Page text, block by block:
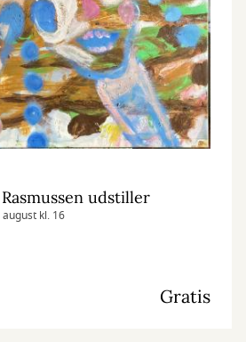
udstiller
kl. 16
Gratis